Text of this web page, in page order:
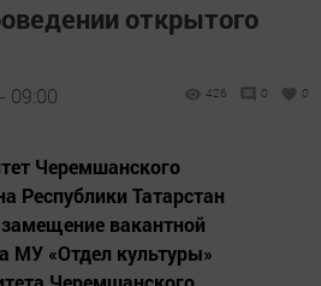
открытого
09:00 426 0 0
Черемшанского
Республики Татарстан
вакантной
МУ «Отдел культуры»